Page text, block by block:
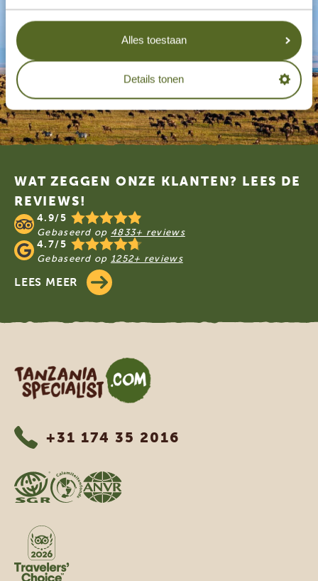
Alles toestaan
Details tonen
Footer
WAT ZEGGEN ONZE KLANTEN? LEES DE
REVIEWS!
4.9/5
Gebaseerd op 4833+ reviews
4.7/5
Gebaseerd op 1252+ reviews
LEES MEER
Tanzania Specialist
+31 174 35 2016